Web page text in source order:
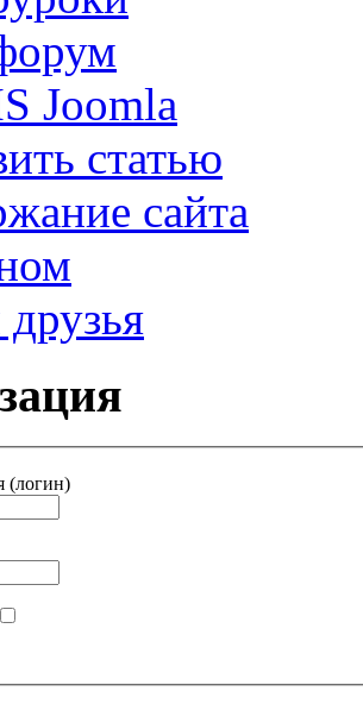
Joomla
статью
сайта
(логин)